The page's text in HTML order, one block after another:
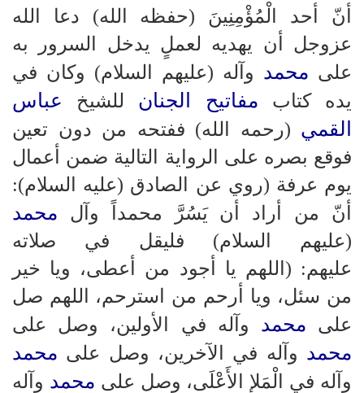
أنّ أحد الْمُؤْمِنِينَ (حفظه الله) دعا الله
عزوجل أن يهديه لعملٍ يدخل السرور به
على محمد وآله (عليهم السلام) وكان في
يده كتاب مفاتيح الجنان للشيخ عباس
القمي (رحمه الله) ففتحه من دون تعين
فوقع بصره على الرواية التالية ضمن أعمال
يوم عرفة (روي عن الصادق (عليه السلام):
أنّ من أراد أن يَسُرَّ محمداً وآل محمد
(عليهم السلام) فليقل في صلاته
عليهم: (اللهم يا أجود من أعطى، ويا خير
من سئل، ويا أرحم من استرحم، اللهم صل
على محمد وآله في الأولين، وصل على
محمد وآله في الآخرين، وصل على محمد
وآله في الْمَلإِ الأَعْلَى، وصل على محمد وآله